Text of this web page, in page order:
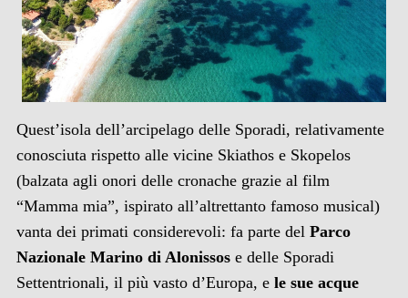
Quest’isola dell’arcipelago delle Sporadi, relativamente
conosciuta rispetto alle vicine Skiathos e Skopelos
(balzata agli onori delle cronache grazie al film
“Mamma mia”, ispirato all’altrettanto famoso musical)
vanta dei primati considerevoli: fa parte del Parco
Nazionale Marino di Alonissose delle Sporadi
Settentrionali, il più vasto d’Europa, e le sue acque